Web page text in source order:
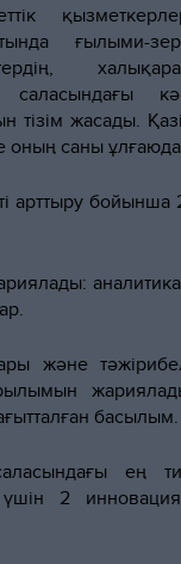
ғылыми-
тізім жасады.
оның саны
арттыру бойынша
және
басылым.
ең
2